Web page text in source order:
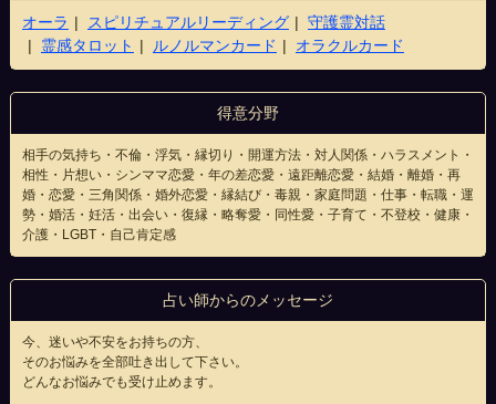
オーラ スピリチュアルリーディング
守護霊対話
霊感タロット
ルノルマンカード オラクルカード
得意分野
相手の気持ち・不倫・浮気・縁切り・開運方法・対人関係・ハラスメント・
相性・片想い・シンママ恋愛・年の差恋愛・遠距離恋愛・結婚・離婚・再
婚・恋愛・三角関係・婚外恋愛・縁結び・毒親・家庭問題・仕事・転職・運
勢・婚活・妊活・出会い・復縁・略奪愛・同性愛・子育て・不登校・健康・
介護・LGBT・自己肯定感
占い師からのメッセージ
今、迷いや不安をお持ちの方、
そのお悩みを全部吐き出して下さい。
どんなお悩みでも受け止めます。